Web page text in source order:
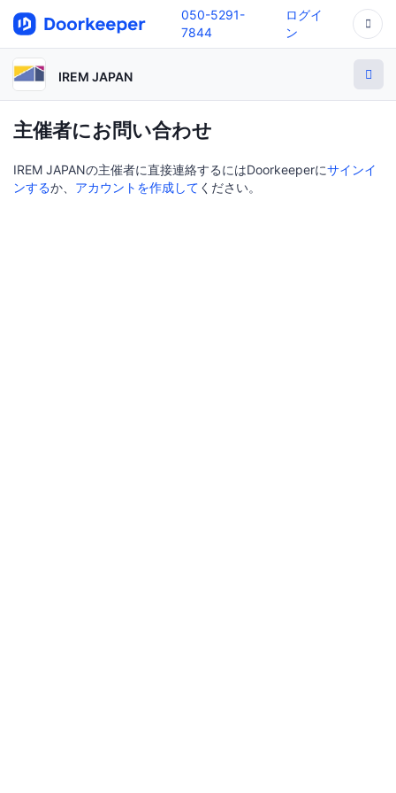
050-5291-
7844
ログイ
ン
IREM JAPAN
主催者にお問い合わせ
IREM JAPANの主催者に直接連絡するにはDoorkeeperにサインイ
ンするか、 アカウントを作成して ください。